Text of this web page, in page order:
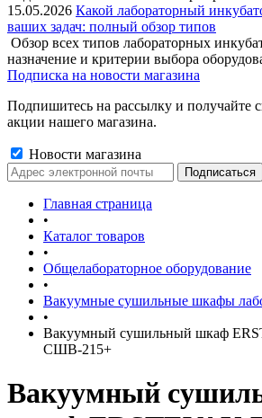
15.05.2026 Какой лабораторный
ваших задач: полный обзор типов
Обзор всех типов лабораторных
назначение и критерии выбора
Подписка на новости магазина
Подпишитесь на рассылку и получайте
акции нашего магазина.
Новости магазина
Главная страница
•
Каталог товаров
•
Общелабораторное оборудование
•
Вакуумные сушильные шкафы
•
Вакуумный сушильный шкаф
СШВ-215+
Вакуумный